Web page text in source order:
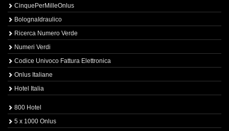
CinquePerMilleOnlus
BolognaIdraulico
Ricerca Numero Verde
Numeri Verdi
Codice Univoco Fattura Elettronica
Onlus Italiane
Hotel Italia
800 Hotel
5 x 1000 Onlus